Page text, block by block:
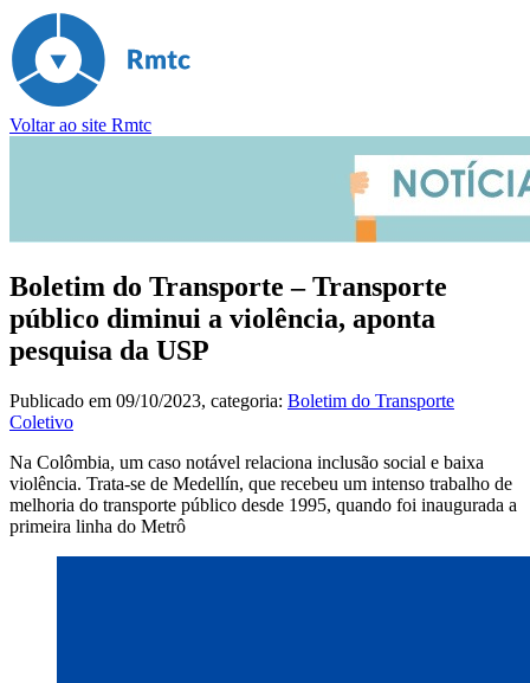
Voltar ao site Rmtc
Boletim do Transporte – Transporte
público diminui a violência, aponta
pesquisa da USP
Publicado em 09/10/2023, categoria: Boletim do Transporte
Coletivo
Na Colômbia, um caso notável relaciona inclusão social e baixa
violência. Trata-se de Medellín, que recebeu um intenso trabalho de
melhoria do transporte público desde 1995, quando foi inaugurada a
primeira linha do Metrô